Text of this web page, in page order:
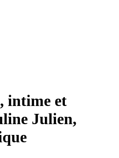
intime et
Julien,